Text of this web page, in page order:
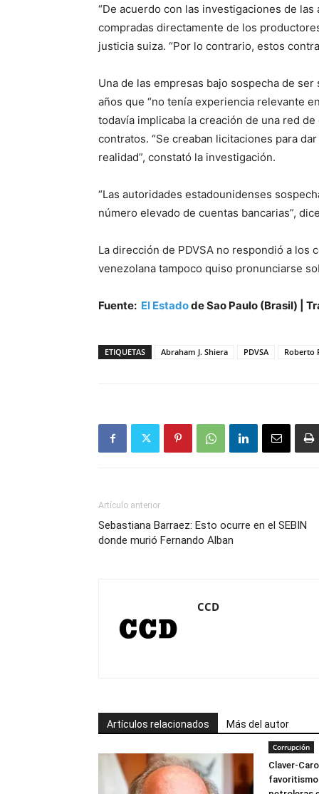
“De acuerdo con las investigaciones de
compradas directamente de los
justicia suiza. “Por lo contrario, estos
Una de las empresas bajo sospecha de
años que “no tenía experiencia relevante
todavía implicaba la creación de una red
contratos. “Se creaban licitaciones para
realidad”, constató la investigación.
“Las autoridades estadounidenses
número elevado de cuentas bancarias”,
La dirección de PDVSA no respondió a
venezolana tampoco quiso pronunciarse
Fuente: El Estadode Sao Paulo (Brasil) |
ETIQUETAS Abraham J. Shiera PDVSA Roberto
Artículo anterior
Sebastiana Barraez: Esto ocurre en el SEBIN
donde murió Fernando Alban
CCD
Artículos relacionados Más del autor
Corrupción
Claver-
favoritismo